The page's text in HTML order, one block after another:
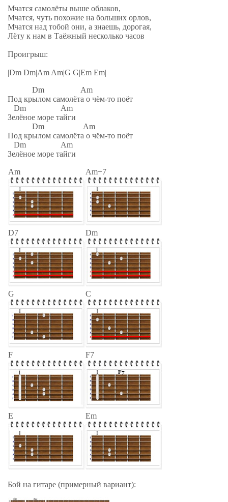
Мчатся самолёты выше облаков,
Мчатся, чуть похожие на больших орлов,
Мчатся над тобой они, а знаешь, дорогая,
Лёту к нам в Таёжный несколько часов
Проигрыш:
|Dm Dm|Am Am|G G|Em Em|
Dm Am
Под крылом самолёта о чём-то поёт
Dm Am
Зелёное море тайги
Dm Am
Под крылом самолёта о чём-то поёт
Dm Am
Зелёное море тайги
Am Am+7
D7 Dm
G C
F F7
E Em
Бой на гитаре (примерный вариант):